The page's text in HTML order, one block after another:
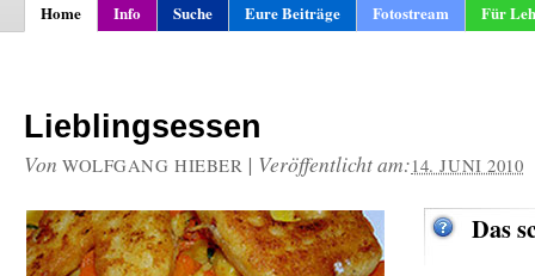
Home Info Suche Eure Beiträge Fotostream Für
Lieblingsessen
Von WOLFGANG HIEBER | Veröffentlicht am:14. JUNI 2010
Das